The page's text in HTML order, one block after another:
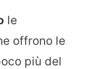
le
offrono le
più del